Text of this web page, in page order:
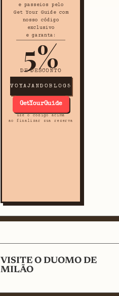
e passeios pelo
Get Your Guide com
nosso código
exclusivo
e garanta:
5%
DE DESCONTO
VOYAJANDOBLOG5
GetYourGuide
use o código acima
ao finalizar sua reserva
VISITE O DUOMO DE
MILÃO